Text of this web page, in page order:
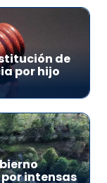
de
por hijo
intensas